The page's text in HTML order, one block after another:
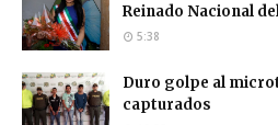
Reinado Nacional
5:38
Duro golpe al
capturados